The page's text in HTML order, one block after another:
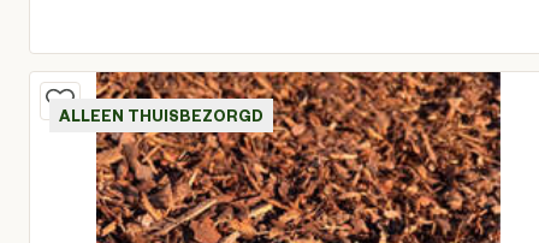
Huidige prijs € 249,95
ALLEEN THUISBEZORGD